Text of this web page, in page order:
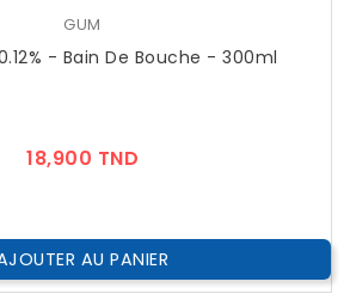
GUM
- Bain De Bouche - 300ml
18,900 TND
AU PANIER